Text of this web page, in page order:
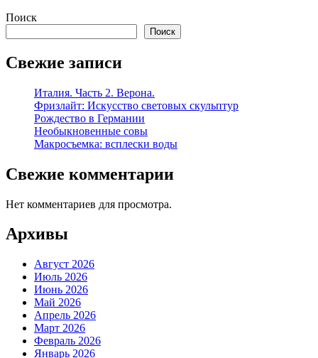
Поиск
Поиск
Свежие записи
Италия. Часть 2. Верона.
Фризлайт: Искусство световых скульптур
Рождество в Германии
Необыкновенные совы
Макросъемка: всплески воды
Свежие комментарии
Нет комментариев для просмотра.
Архивы
Август 2026
Июль 2026
Июнь 2026
Май 2026
Апрель 2026
Март 2026
Февраль 2026
Январь 2026